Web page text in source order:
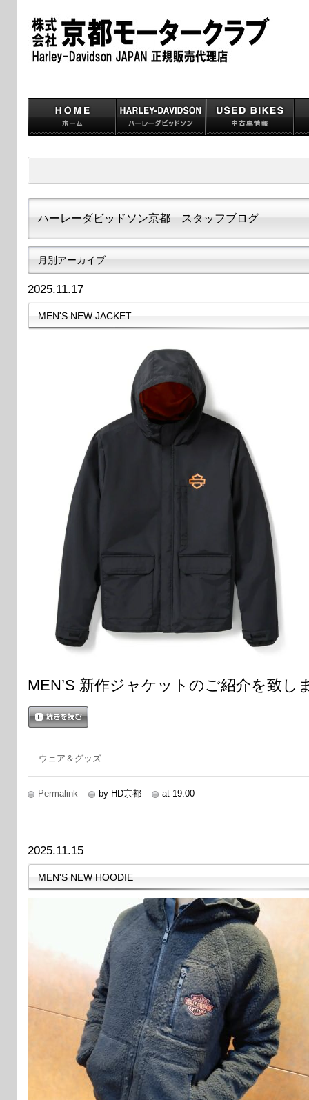
ハーレーダビッドソン京都 スタッフブログ
月別アーカイブ
2025.11.17
MEN'S NEW JACKET
MEN’S 新作ジャケットのご紹介を致し
ウェア＆グッズ
Permalink by HD京都 at 19:00
2025.11.15
MEN'S NEW HOODIE